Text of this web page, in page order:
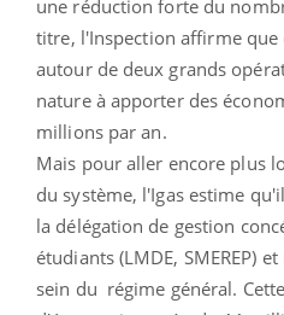
une réduction forte du
titre, l'Inspection affirme que
autour de deux grands
nature à apporter des
millions par an.
Mais pour aller encore plus
du système, l'Igas estime
la délégation de gestion
étudiants (LMDE, SMEREP)
sein du régime général.